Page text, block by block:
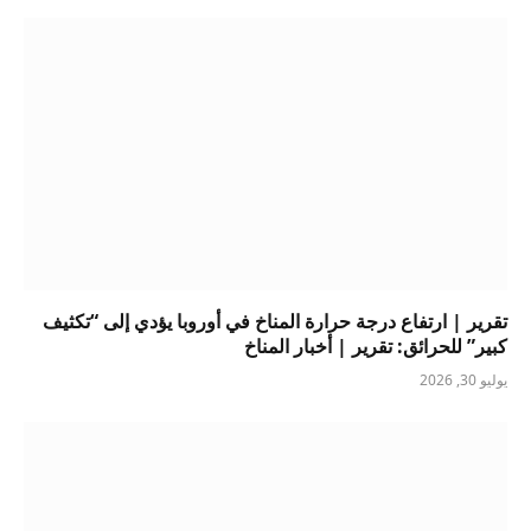
تقرير | ارتفاع درجة حرارة المناخ في أوروبا يؤدي إلى “تكثيف
كبير” للحرائق: تقرير | أخبار المناخ
يوليو 30, 2026